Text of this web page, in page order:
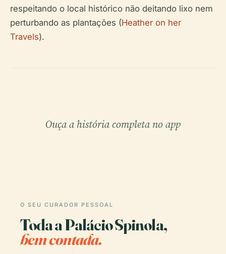
respeitando o local histórico não deitando lixo nem
perturbando as plantações (Heather on her
Travels).
Ouça a história completa no app
O SEU CURADOR PESSOAL
Toda a Palácio Spinola,
bem contada.